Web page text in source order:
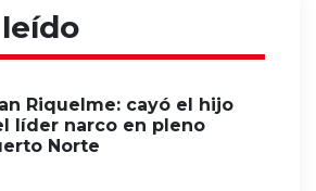
Riquelme: cayó el hijo
líder narco en pleno
Norte